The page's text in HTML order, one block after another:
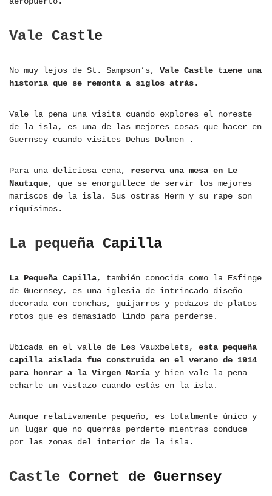
Vale Castle
No muy lejos de St. Sampson’s, Vale Castle tiene una
historia que se remonta a siglos atrás.
Vale la pena una visita cuando explores el noreste
de la isla, es una de las mejores cosas que hacer en
Guernsey cuando visites Dehus Dolmen .
Para una deliciosa cena, reserva una mesa en Le
Nautique, que se enorgullece de servir los mejores
mariscos de la isla. Sus ostras Herm y su rape son
riquísimos.
La pequeña Capilla
La Pequeña Capilla, también conocida como la Esfinge
de Guernsey, es una iglesia de intrincado diseño
decorada con conchas, guijarros y pedazos de platos
rotos que es demasiado lindo para perderse.
Ubicada en el valle de Les Vauxbelets, esta pequeña
capilla aislada fue construida en el verano de 1914
para honrar a la Virgen María y bien vale la pena
echarle un vistazo cuando estás en la isla.
Aunque relativamente pequeño, es totalmente único y
un lugar que no querrás perderte mientras conduce
por las zonas del interior de la isla.
Castle Cornet de Guernsey